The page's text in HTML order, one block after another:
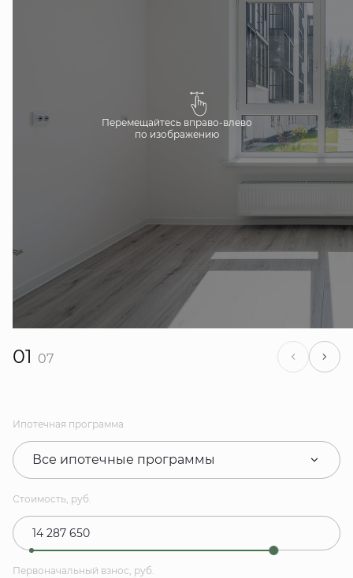
Перемещайтесь вправо-влево
по изображению
01 07
Ипотечная программа
Все ипотечные программы
Стоимость, руб.
Первоначальный взнос, руб.